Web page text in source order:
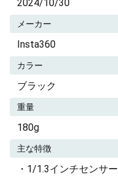
2024/10/30
メーカー
Insta360
カラー
ブラック
重量
180g
主な特徴
・1/1.3インチセンサー